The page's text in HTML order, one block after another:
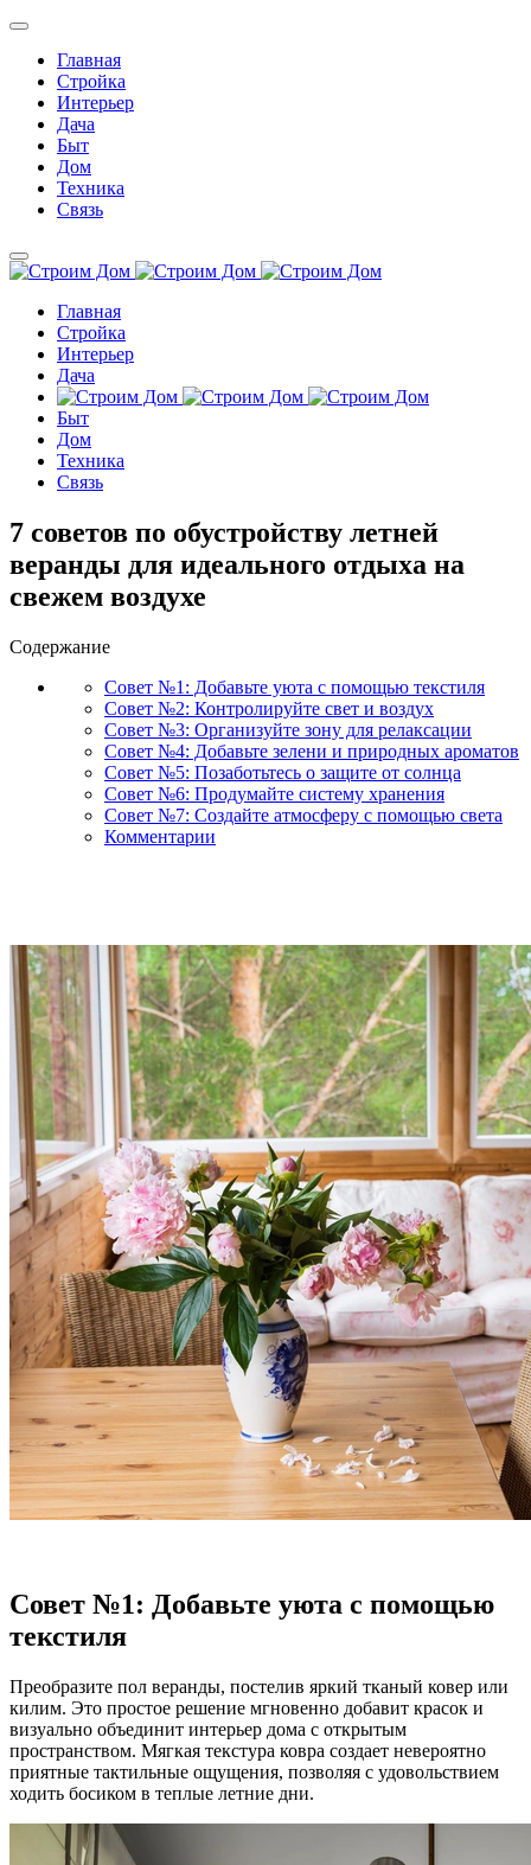
Главная
Стройка
Интерьер
Дача
Быт
Дом
Техника
Связь
Главная
Стройка
Интерьер
Дача
Быт
Дом
Техника
Связь
7 советов по обустройству летней
веранды для идеального отдыха на
свежем воздухе
Содержание
Совет №1: Добавьте уюта с помощью текстиля
Совет №2: Контролируйте свет и воздух
Совет №3: Организуйте зону для релаксации
Совет №4: Добавьте зелени и природных ароматов
Совет №5: Позаботьтесь о защите от солнца
Совет №6: Продумайте систему хранения
Совет №7: Создайте атмосферу с помощью света
Комментарии
Совет №1: Добавьте уюта с помощью
текстиля
Преобразите пол веранды, постелив яркий тканый ковер или
килим. Это простое решение мгновенно добавит красок и
визуально объединит интерьер дома с открытым
пространством. Мягкая текстура ковра создает невероятно
приятные тактильные ощущения, позволяя с удовольствием
ходить босиком в теплые летние дни.